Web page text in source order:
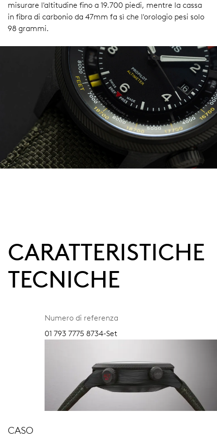
misurare l'altitudine fino a 19.700 piedi, mentre la cassa
in fibra di carbonio da 47mm fa sì che l'orologio pesi solo
98 grammi.
CARATTERISTICHE
TECNICHE
Numero di referenza
01 793 7775 8734-Set
CASO